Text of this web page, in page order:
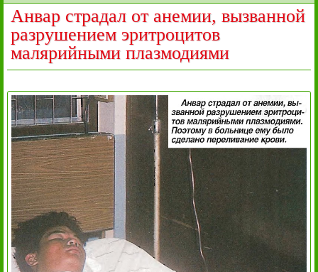
Анвар страдал от анемии, вызванной
разрушением эритроцитов
малярийными плазмодиями